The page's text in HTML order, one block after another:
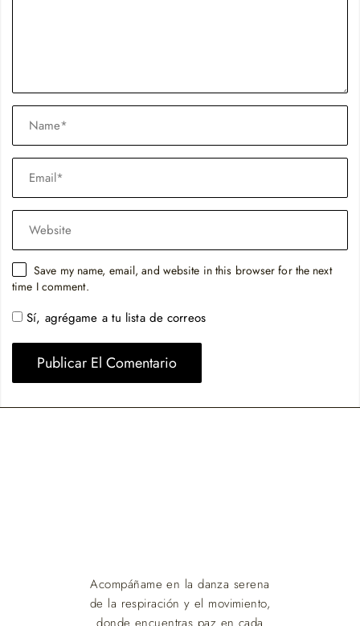
Save my name, email, and website in this browser for the next
time I comment.
Sí, agrégame a tu lista de correos
Acompáñame en la danza serena
de la respiración y el movimiento,